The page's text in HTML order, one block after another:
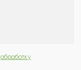
обработку